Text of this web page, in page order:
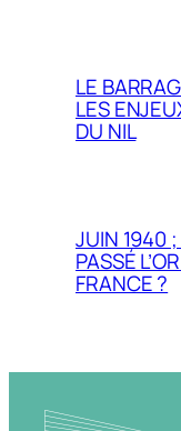
LE
LES
DU NIL
JUIN 1940
PASSÉ
FRANCE ?